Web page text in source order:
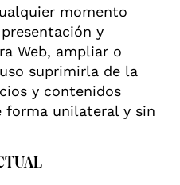
momento
y
Web, ampliar o
suprimirla de la
y contenidos
forma unilateral y sin